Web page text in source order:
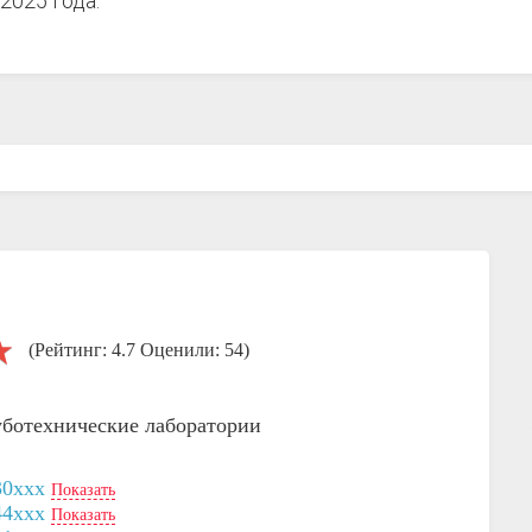
(Рейтинг: 4.7 Оценили: 54)
лаборатории
Показать
Показать